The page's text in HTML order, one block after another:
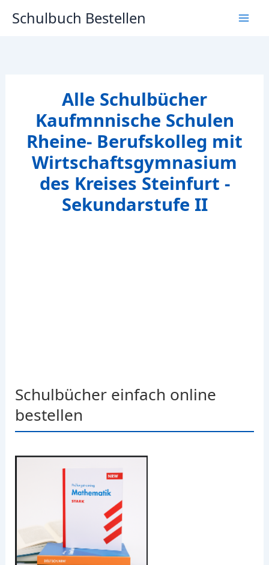
InhaltSchulbuch Bestellen
Alle Schulbücher
Kaufmnnische Schulen
Rheine- Berufskolleg mit
Wirtschaftsgymnasium
des Kreises Steinfurt -
Sekundarstufe II
Schulbücher einfach online
bestellen